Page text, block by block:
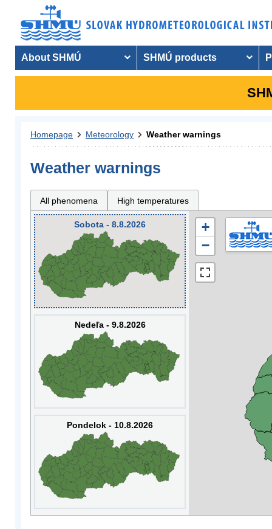
About SHMÚ SHMÚ products
Homepage Meteorology Weather warnings
Weather warnings
All phenomena High temperatures
Sobota - 8.8.2026
Nedeľa - 9.8.2026
Pondelok - 10.8.2026
+
−